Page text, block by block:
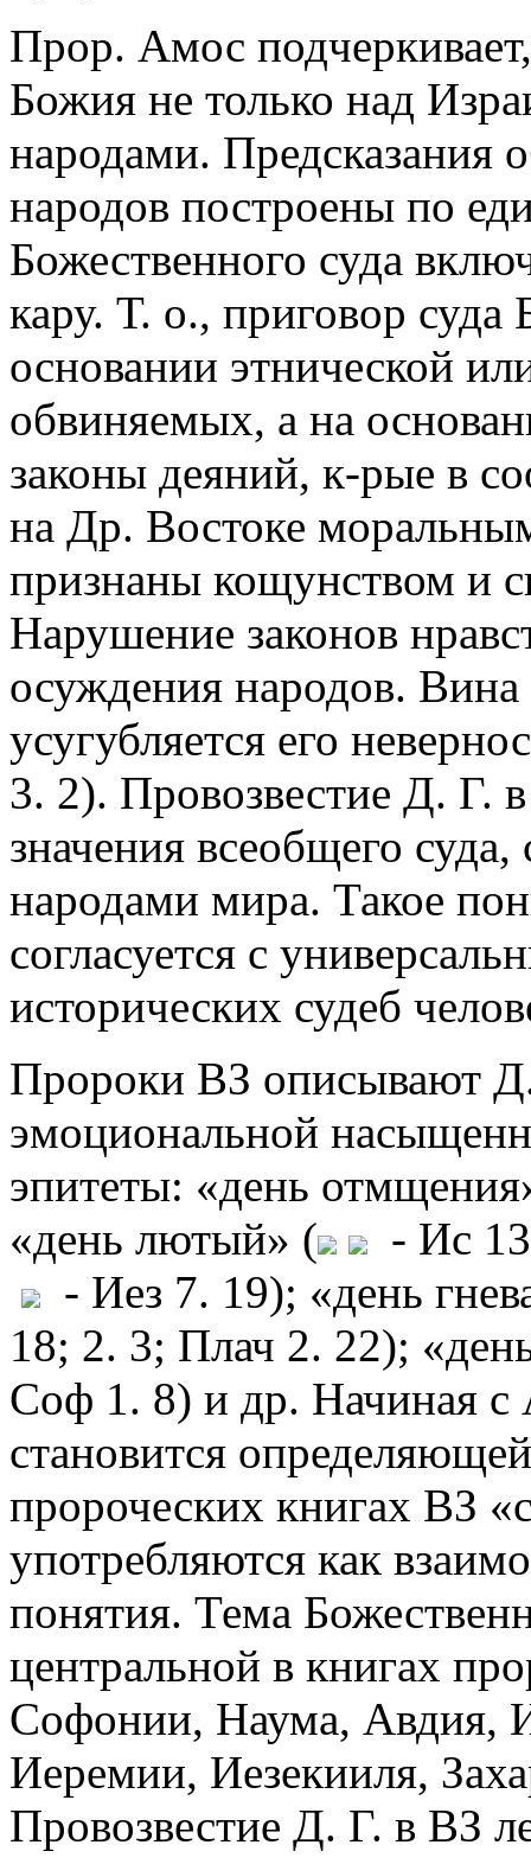
Прор. Амос
Божия не только над
народами. Предсказания
народов построены по
Божественного суда
кару. Т. о., приговор
основании этнической
обвиняемых, а на
законы деяний, к-рые в
на Др. Востоке
признаны кощунством и
Нарушение законов
осуждения народов. Вина
усугубляется его
3. 2). Провозвестие Д. Г.
значения всеобщего
народами мира. Такое
согласуется с
исторических судеб
Пророки ВЗ описывают
эмоциональной
эпитеты: «день
«день лютый» (
- Ис
- Иез 7. 19); «день
18; 2. 3; Плач 2. 22);
Соф 1. 8) и др. Начиная с
становится
пророческих книгах ВЗ
употребляются как
понятия. Тема
центральной в книгах
Софонии, Наума, Авдия,
Иеремии, Иезекииля,
Провозвестие Д. Г. в ВЗ